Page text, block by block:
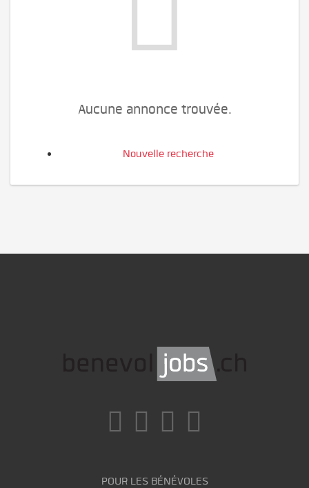
Aucune annonce trouvée.
Nouvelle recherche
POUR LES BÉNÉVOLES